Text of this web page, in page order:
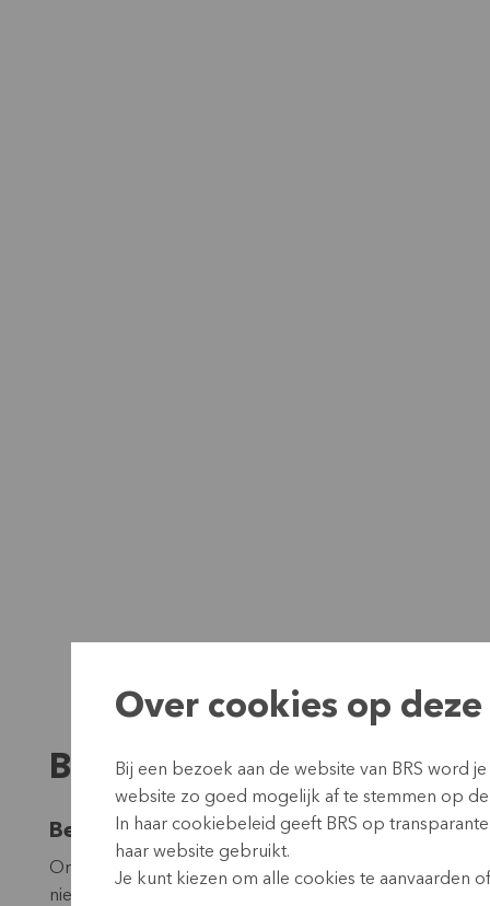
BRS nieuws
Bedankt voor je interesse in deze
Om onze nieuwsbrieven op te volgen, gebruiken we
nieuwsbrief analyseren, kan je je helaas niet inschrijven.
Over cookies op
Bij een bezoek aan de website van BRS word
website zo goed mogelijk af te stemmen op
In haar cookiebeleid geeft BRS op
haar website gebruikt.
Je kunt kiezen om alle cookies te aanvaarden